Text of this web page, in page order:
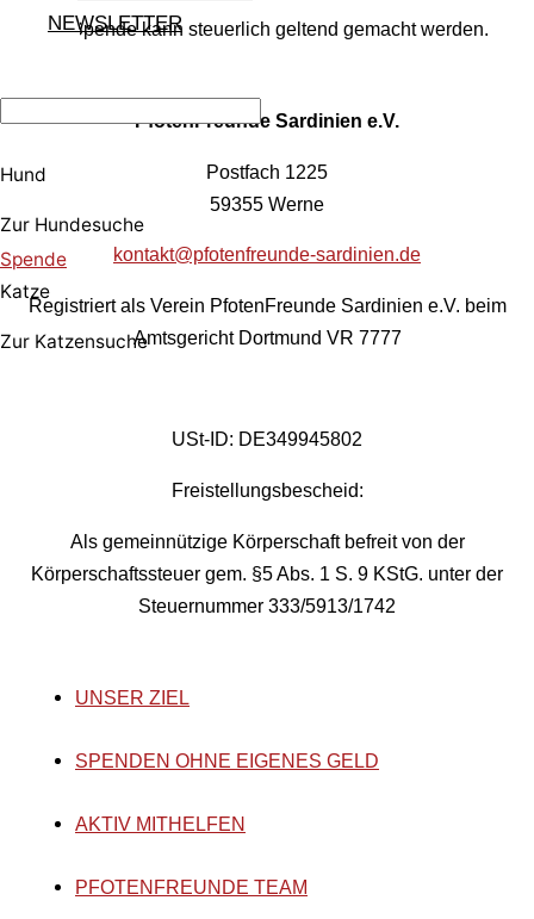
NEWSLETTER
Hund
Zur Hundesuche
Spende
Katze
Zur Katzensuche
Ihre Spende kann steuerlich geltend gemacht werden.
PfotenFreunde Sardinien e.V.
Postfach 1225
59355 Werne
kontakt@pfotenfreunde-sardinien.de
Registriert als Verein PfotenFreunde Sardinien e.V. beim
Amtsgericht Dortmund VR 7777
USt-ID: DE349945802
Freistellungsbescheid:
Als gemeinnützige Körperschaft befreit von der
Körperschaftssteuer gem. §5 Abs. 1 S. 9 KStG. unter der
Steuernummer 333/5913/1742
UNSER ZIEL
SPENDEN OHNE EIGENES GELD
AKTIV MITHELFEN
PFOTENFREUNDE TEAM